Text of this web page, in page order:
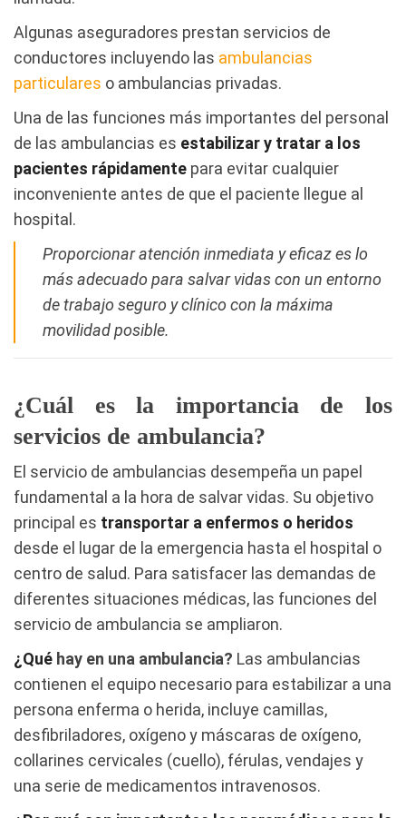
Algunas aseguradores prestan servicios de
conductores incluyendo las ambulancias
particulares o ambulancias privadas.
Una de las funciones más importantes del personal
de las ambulancias es estabilizar y tratar a los
pacientes rápidamente para evitar cualquier
inconveniente antes de que el paciente llegue al
hospital.
Proporcionar atención inmediata y eficaz es lo
más adecuado para salvar vidas con un entorno
de trabajo seguro y clínico con la máxima
movilidad posible.
¿Cuál es la importancia de los
servicios de ambulancia?
El servicio de ambulancias desempeña un papel
fundamental a la hora de salvar vidas. Su objetivo
principal es transportar a enfermos o heridos
desde el lugar de la emergencia hasta el hospital o
centro de salud. Para satisfacer las demandas de
diferentes situaciones médicas, las funciones del
servicio de ambulancia se ampliaron.
¿Qué hay en una ambulancia? Las ambulancias
contienen el equipo necesario para estabilizar a una
persona enferma o herida, incluye camillas,
desfibriladores, oxígeno y máscaras de oxígeno,
collarines cervicales (cuello), férulas, vendajes y
una serie de medicamentos intravenosos.